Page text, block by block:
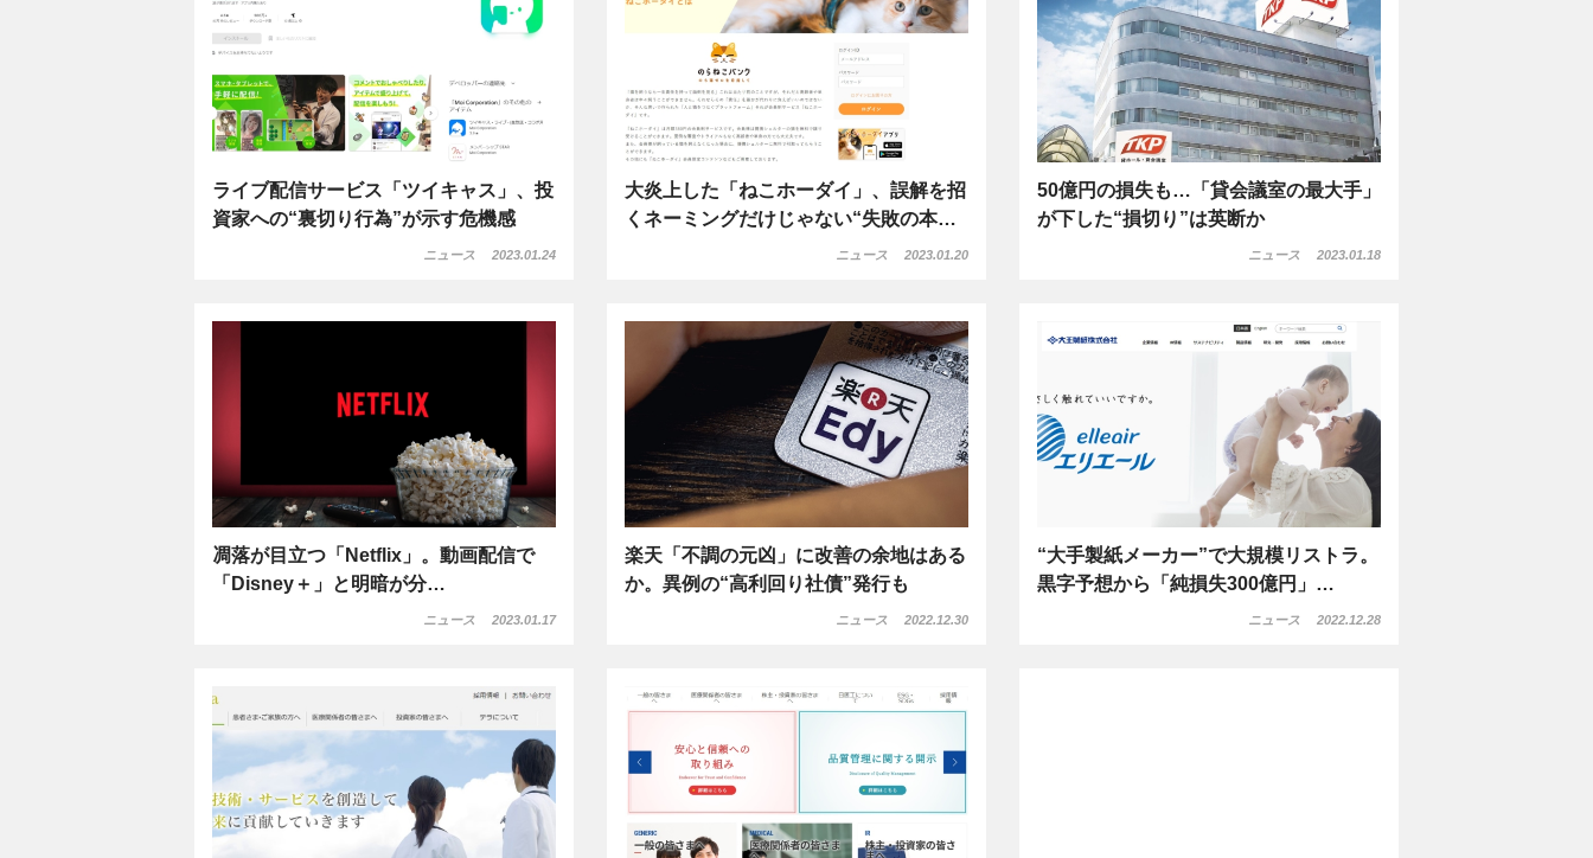
ライブ配信サービス「ツイキャス」、投
資家への“裏切り行為”が示す危機感
ニュース 2023.01.24
大炎上した「ねこホーダイ」、誤解を招
くネーミングだけじゃない“失敗の本…
ニュース 2023.01.20
50億円の損失も…「貸会議室の最大手」
が下した“損切り”は英断か
ニュース 2023.01.18
凋落が目立つ「Netflix」。動画配信で
「Disney＋」と明暗が分…
ニュース 2023.01.17
楽天「不調の元凶」に改善の余地はある
か。異例の“高利回り社債”発行も
ニュース 2022.12.30
“大手製紙メーカー”で大規模リストラ。
黒字予想から「純損失300億円」…
ニュース 2022.12.28